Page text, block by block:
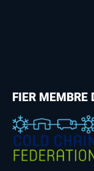
FIER MEMBRE